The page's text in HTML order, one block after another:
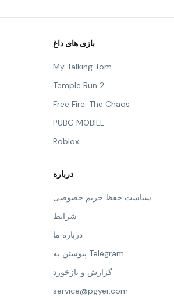
بازی های داغ
My Talking Tom
Temple Run 2
Free Fire: The Chaos
PUBG MOBILE
Roblox
درباره
سیاست حفظ حریم خصوصی
شرایط
درباره ما
پیوستن به Telegram
گزارش و بازخورد
service@pgyer.com